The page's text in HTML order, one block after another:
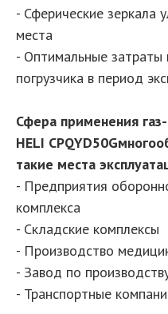
- Сферические зеркала
места
- Оптимальные затраты
погрузчика в период
Сфера применения
HELI
такие места
- Предприятия
комплекса
- Складские комплексы
- Производство
- Завод по
- Транспортные